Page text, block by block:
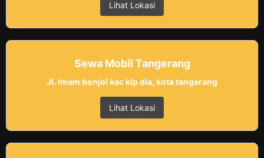
Lihat Lokasi
Sewa Mobil Tangerang
Jl. Imam bonjol kec klp dia, kota tangerang
Lihat Lokasi